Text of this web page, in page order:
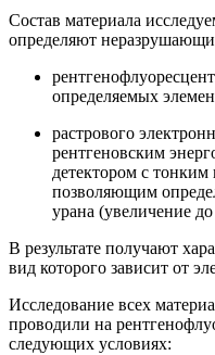
Состав материала
определяют
определяемых
растрового
рентгеновским
детектором с
позволяющим
урана (увеличение
В результате получают
вид которого зависит от
Исследование всех
проводили на
следующих условиях: